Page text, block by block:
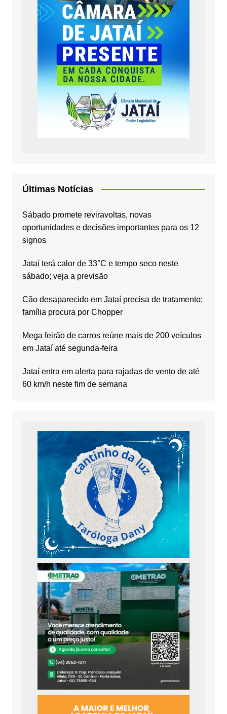
Últimas Notícias
Sábado promete reviravoltas, novas
oportunidades e decisões importantes para os 12
signos
Jataí terá calor de 33°C e tempo seco neste
sábado; veja a previsão
Cão desaparecido em Jataí precisa de tratamento;
família procura por Chopper
Mega feirão de carros reúne mais de 200 veículos
em Jataí até segunda-feira
Jataí entra em alerta para rajadas de vento de até
60 km/h neste fim de semana